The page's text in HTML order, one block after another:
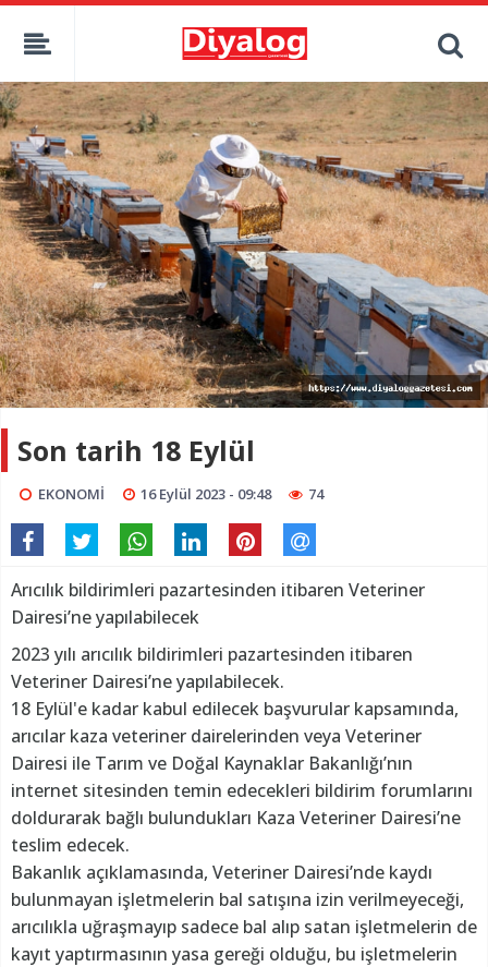
Son tarih 18 Eylül
EKONOMİ 16 Eylül 2023 - 09:48 74
Arıcılık bildirimleri pazartesinden itibaren Veteriner
Dairesi’ne yapılabilecek
2023 yılı arıcılık bildirimleri pazartesinden itibaren
Veteriner Dairesi’ne yapılabilecek.
18 Eylül'e kadar kabul edilecek başvurular kapsamında,
arıcılar kaza veteriner dairelerinden veya Veteriner
Dairesi ile Tarım ve Doğal Kaynaklar Bakanlığı’nın
internet sitesinden temin edecekleri bildirim forumlarını
doldurarak bağlı bulundukları Kaza Veteriner Dairesi’ne
teslim edecek.
Bakanlık açıklamasında, Veteriner Dairesi’nde kaydı
bulunmayan işletmelerin bal satışına izin verilmeyeceği,
arıcılıkla uğraşmayıp sadece bal alıp satan işletmelerin de
kayıt yaptırmasının yasa gereği olduğu, bu işletmelerin